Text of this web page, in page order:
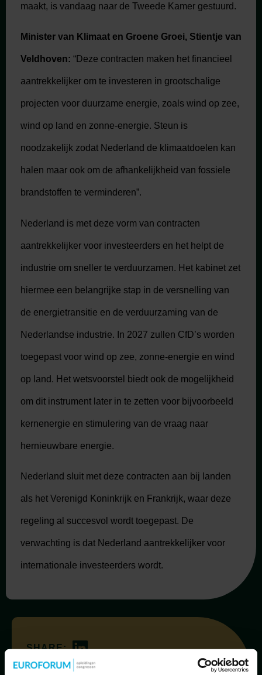
maakt, is vandaag naar de Tweede Kamer gestuurd.
Minister van Klimaat en Groene Groei, Stientje van
Veldhoven: “Deze contracten maken het financieel
aantrekkelijker om te investeren in grootschalige
projecten voor duurzame energie, zoals wind op zee,
wind op land en zonne-energie. Steun is
noodzakelijk zodat Nederland de klimaatdoelen kan
halen maar ook om de afhankelijkheid van fossiele
brandstoffen te verminderen”.
Nederland is met deze vorm van contracten
aantrekkelijker voor investeerders en het helpt de
industrie om sneller te verduurzamen. Het kabinet zet
hiermee een belangrijke stap in de versnelling van
de energietransitie en de verduurzaming van de
Nederlandse industrie. In 2027 zullen CfD’s worden
toegepast voor wind op zee, zonne-energie en wind
op land. Het wetsvoorstel biedt ook de mogelijkheid
om dit instrument later in te zetten voor bijvoorbeeld
kernenergie en stimulering van de vraag naar
hernieuwbare energie.
Nederland sluit met deze contracten aan bij landen
als het Verenigd Koninkrijk en Frankrijk, waar deze
regeling al succesvol wordt toegepast. De
verwachting is dat Nederland aantrekkelijker voor
internationale investeerders wordt.
SHARE:
Blog